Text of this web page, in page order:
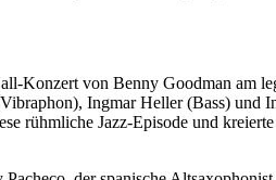
Konzert von Benny Goodman am
Ingmar Heller (Bass) und
rühmliche Jazz-Episode und